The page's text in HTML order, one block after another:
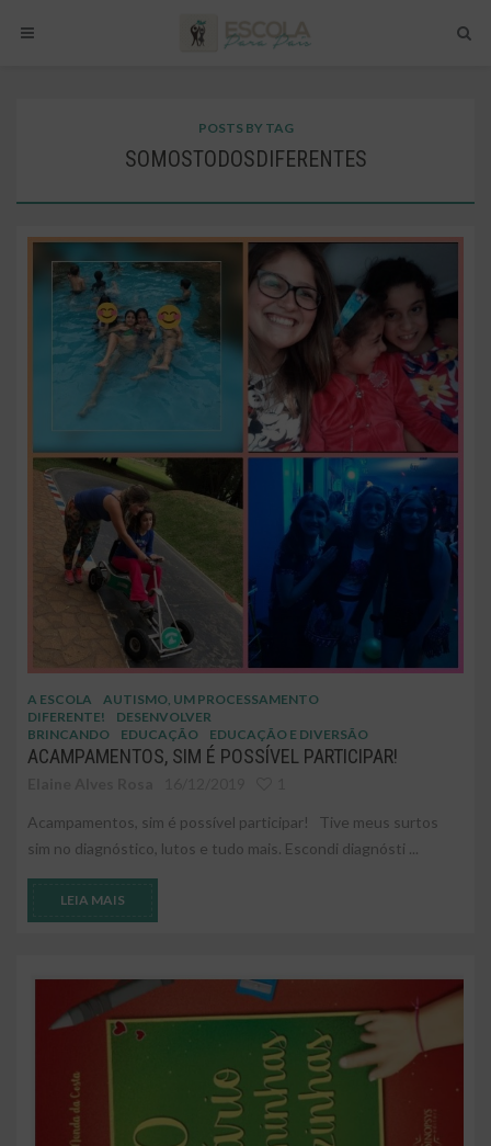
POSTS BY TAG
SOMOSTODOSDIFERENTES
A ESCOLA
AUTISMO, UM PROCESSAMENTO
DIFERENTE!
DESENVOLVER
BRINCANDO
EDUCAÇÃO EDUCAÇÃO E DIVERSÃO
ACAMPAMENTOS, SIM É POSSÍVEL PARTICIPAR!
Acampamentos, sim é possível participar! Tive meus surtos
sim no diagnóstico, lutos e tudo mais. Escondi diagnósti ...
LEIA MAIS